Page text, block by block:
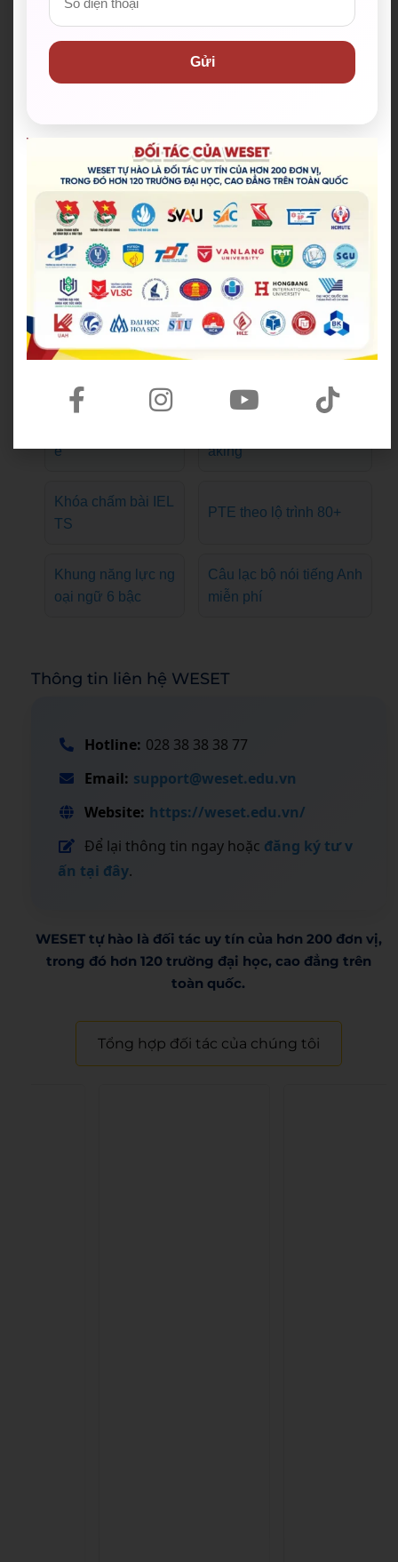
cầu
KHÓA HỌC CAM KẾT ĐẦU RA
Các khóa học tại WESET
Khóa IELTS cam k
ết đầu ra 6.5+
Tiếng Anh giao tiếp
Khóa Tiếng Anh dành c
ề
aking
Khóa chấm bài IEL
TS
PTE theo lộ trình 80+
Khung năng lực ng
oại ngữ 6 bậc
Câu lạc bộ nói tiếng Anh
miễn phí
Thông tin liên hệ WESET
Hotline: 028 38 38 38 77
Email: support@weset.edu.vn
Website: https://weset.edu.vn/
Để lại thông tin ngay hoặc đăng ký tư v
ấn tại đây.
WESET tự hào là đối tác uy tín của hơn 200 đơn vị,
trong đó hơn 120 trường đại học, cao đẳng trên
toàn quốc.​
Tổng hợp đối tác của chúng tôi
Gửi